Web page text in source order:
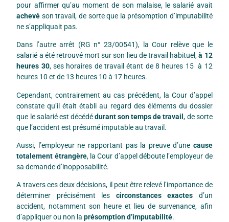
pour affirmer qu’au moment de son malaise, le salarié avait
achevé son travail, de sorte que la présomption d’imputabilité
ne s’appliquait pas.
Dans l’autre arrêt (RG n° 23/00541), la Cour relève que le
salarié a été retrouvé mort sur son lieu de travail habituel,à 12
heures 30, ses horaires de travail étant de 8 heures 15 à 12
heures 10 et de 13 heures 10 à 17 heures.
Cependant, contrairement au cas précédent, la Cour d’appel
constate qu’il était établi au regard des éléments du dossier
que le salarié est décédédurant son temps de travail, de sorte
que l’accident est présumé imputable au travail.
Aussi, l’employeur ne rapportant pas la preuve d’une cause
totalement étrangère, la Cour d’appel déboute l’employeur de
sa demande d’inopposabilité.
A travers ces deux décisions, il peut être relevé l’importance de
déterminer précisément les circonstances exactes d’un
accident, notamment son heure et lieu de survenance, afin
d’appliquer ou non laprésomption d’imputabilité.